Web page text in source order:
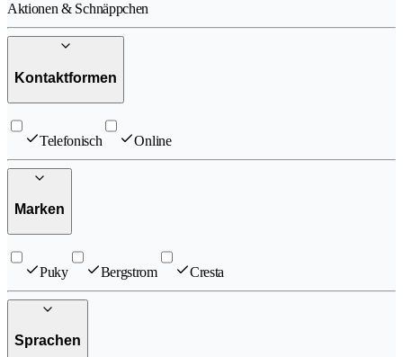
Aktionen & Schnäppchen
Kontaktformen
Telefonisch Online
Marken
Puky Bergstrom Cresta
Sprachen